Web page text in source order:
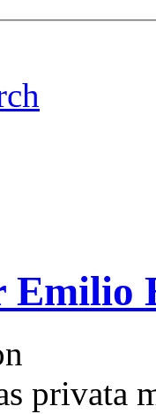
Emilio
privata